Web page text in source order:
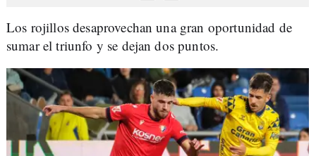
Los rojillos desaprovechan una gran oportunidad de
sumar el triunfo y se dejan dos puntos.